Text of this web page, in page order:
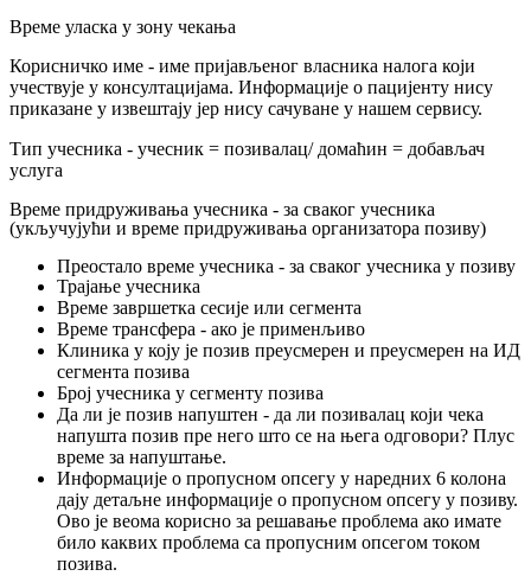
Време уласка у зону чекања
Корисничко име - име пријављеног власника налога који
учествује у консултацијама. Информације о пацијенту нису
приказане у извештају јер нису сачуване у нашем сервису.
Тип учесника - учесник = позивалац/ домаћин = добављач
услуга
Време придруживања учесника - за сваког учесника
(укључујући и време придруживања организатора позиву)
Преостало време учесника - за сваког учесника у позиву
Трајање учесника
Време завршетка сесије или сегмента
Време трансфера - ако је применљиво
Клиника у коју је позив преусмерен и преусмерен на ИД
сегмента позива
Број учесника у сегменту позива
Да ли је позив напуштен - да ли позивалац који чека
напушта позив пре него што се на њега одговори? Плус
време за напуштање.
Информације о пропусном опсегу у наредних 6 колона
дају детаљне информације о пропусном опсегу у позиву.
Ово је веома корисно за решавање проблема ако имате
било каквих проблема са пропусним опсегом током
позива.